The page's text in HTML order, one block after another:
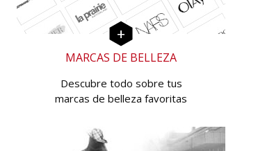
MARCAS DE BELLEZA
Descubre todo sobre tus
marcas de belleza favoritas